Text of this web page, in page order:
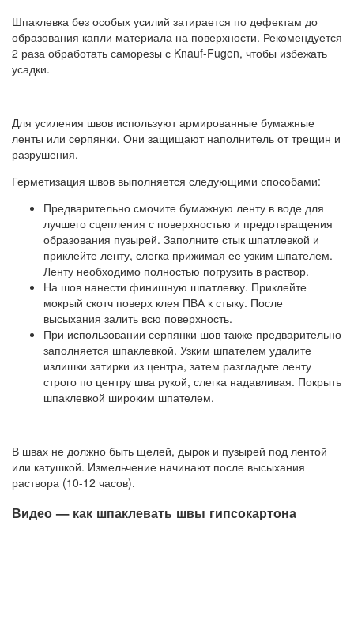
Шпаклевка без особых усилий затирается по дефектам до
образования капли материала на поверхности. Рекомендуется
2 раза обработать саморезы с Knauf-Fugen, чтобы избежать
усадки.
Для усиления швов используют армированные бумажные
ленты или серпянки. Они защищают наполнитель от трещин и
разрушения.
Герметизация швов выполняется следующими способами:
Предварительно смочите бумажную ленту в воде для
лучшего сцепления с поверхностью и предотвращения
образования пузырей. Заполните стык шпатлевкой и
приклейте ленту, слегка прижимая ее узким шпателем.
Ленту необходимо полностью погрузить в раствор.
На шов нанести финишную шпатлевку. Приклейте
мокрый скотч поверх клея ПВА к стыку. После
высыхания залить всю поверхность.
При использовании серпянки шов также предварительно
заполняется шпаклевкой. Узким шпателем удалите
излишки затирки из центра, затем разгладьте ленту
строго по центру шва рукой, слегка надавливая. Покрыть
шпаклевкой широким шпателем.
В швах не должно быть щелей, дырок и пузырей под лентой
или катушкой. Измельчение начинают после высыхания
раствора (10-12 часов).
Видео — как шпаклевать швы гипсокартона